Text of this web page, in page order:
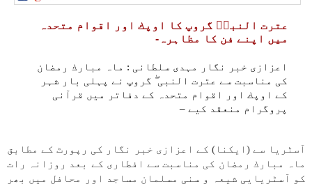
عترت النبیۖ گروپ كا اوپك اور اقوام متحدہ
میں اپنے فن كا مظاہرہ-
اعزازی خبر نگار مہدی سلطانی : ماہ مبارك رمضان
كی مناسبت سے عترت النبی ۖ گروپ نے پہلی بار شہر
كے اوپك اور اقوام متحدہ كے دفاتر میں قرآنی
پروگرام منعقد كیے –
آسٹريا سے (ايكنا) كے اعزازی خبر نگار كی رپورٹ كے مطابق
ماہ مبارك رمضان كی مناسبت سے افطاری كے بعد روزانہ رات
كو آسٹريايی شيعہ و سنی مسلمان مساجد اور محافل میں بھر